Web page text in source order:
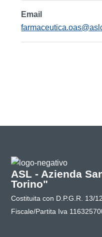
Email
ASL - Azienda
Torino"
Costituita con D.P.G.R. 13/
Fiscale/Partita Iva